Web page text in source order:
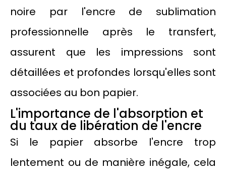
noire par l'encre de sublimation
professionnelle après le transfert,
assurent que les impressions sont
détaillées et profondes lorsqu'elles sont
associées au bon papier.
L'importance de l'absorption et
du taux de libération de l'encre
Si le papier absorbe l'encre trop
lentement ou de manière inégale, cela